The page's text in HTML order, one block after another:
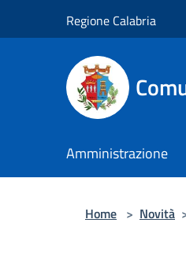
Regione Calabria
Amministrazione
Home > Novità